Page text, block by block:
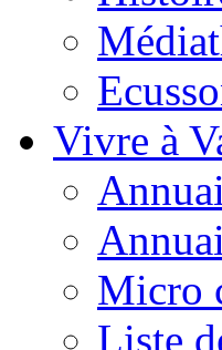
Vivre à
Micro
Liste